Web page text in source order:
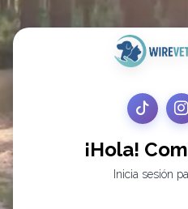
¡Hola!
Inicia sesión